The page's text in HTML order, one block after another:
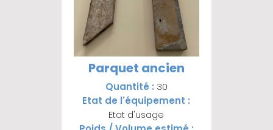
Parquet ancien
Quantité : 30
Etat de l'équipement :
Etat d'usage